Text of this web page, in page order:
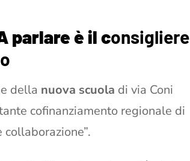
parlare è il consigliere
della nuova scuola di via Coni
cofinanziamento regionale di